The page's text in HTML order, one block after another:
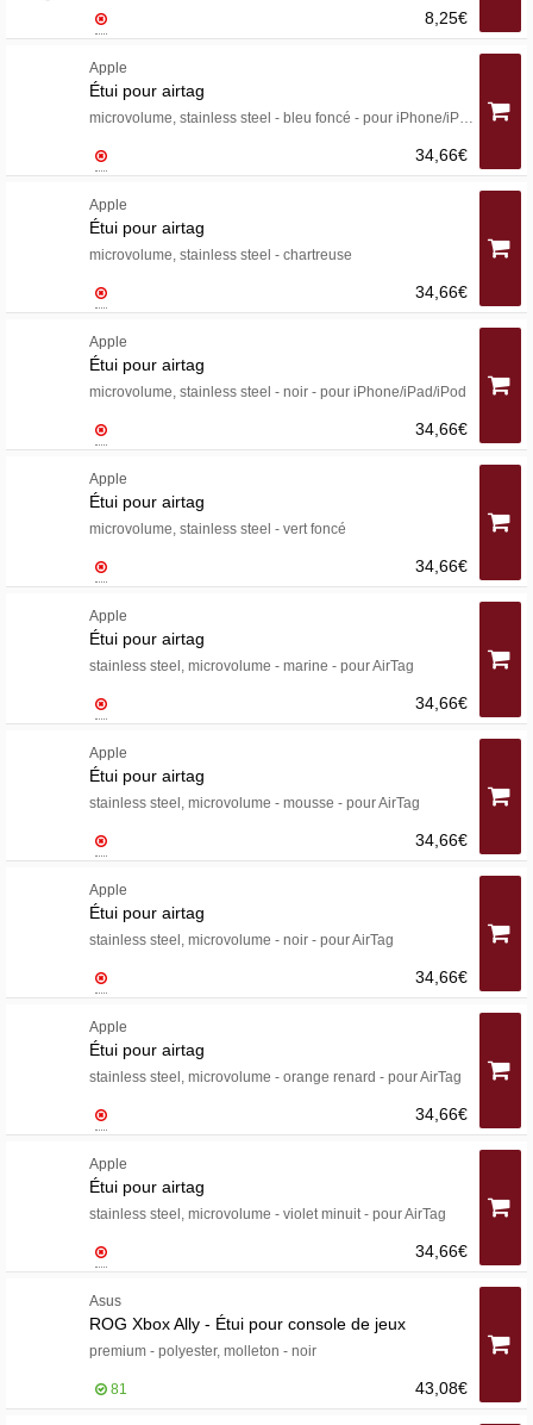
8,25€
Apple
Étui pour airtag
34,66€
Apple
Étui pour airtag
microvolume, stainless steel - chartreuse
34,66€
Apple
Étui pour airtag
microvolume, stainless steel - noir - pour iPhone/iPad/iPod
34,66€
Apple
Étui pour airtag
microvolume, stainless steel - vert foncé
34,66€
Apple
Étui pour airtag
stainless steel, microvolume - marine - pour AirTag
34,66€
Apple
Étui pour airtag
stainless steel, microvolume - mousse - pour AirTag
34,66€
Apple
Étui pour airtag
stainless steel, microvolume - noir - pour AirTag
34,66€
Apple
Étui pour airtag
stainless steel, microvolume - orange renard - pour AirTag
34,66€
Apple
Étui pour airtag
stainless steel, microvolume - violet minuit - pour AirTag
34,66€
Asus
ROG Xbox Ally - Étui pour console de jeux
premium - polyester, molleton - noir
43,08€
81